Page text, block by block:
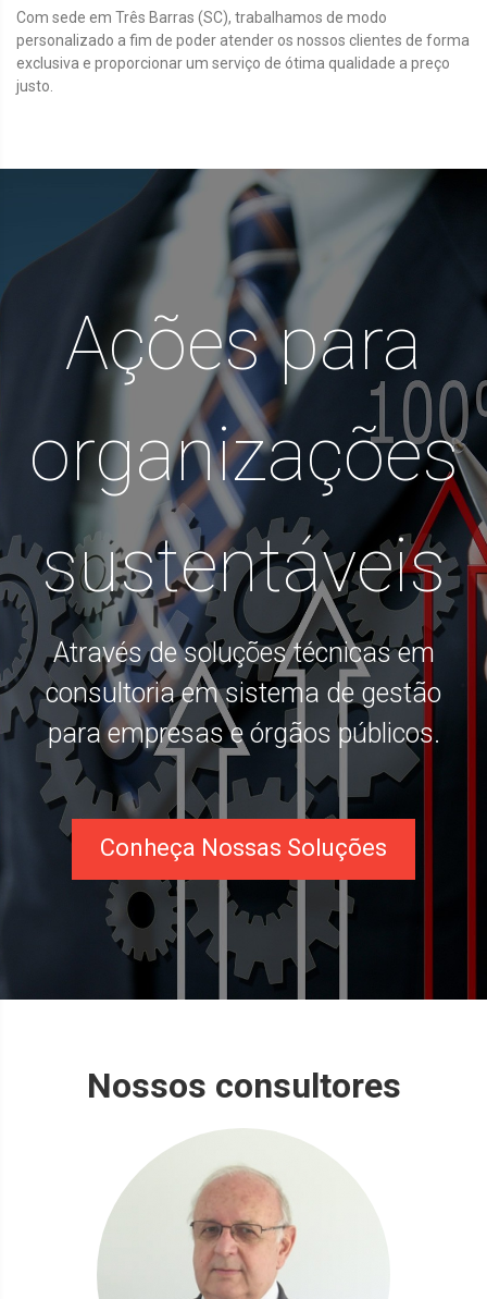
Com sede em Três Barras (SC), trabalhamos de modo
personalizado a fim de poder atender os nossos clientes de forma
exclusiva e proporcionar um serviço de ótima qualidade a preço
justo.
Ações para
organizações
sustentáveis
Através de soluções técnicas em
consultoria em sistema de gestão
para empresas e órgãos públicos.
Conheça Nossas Soluções
Nossos consultores